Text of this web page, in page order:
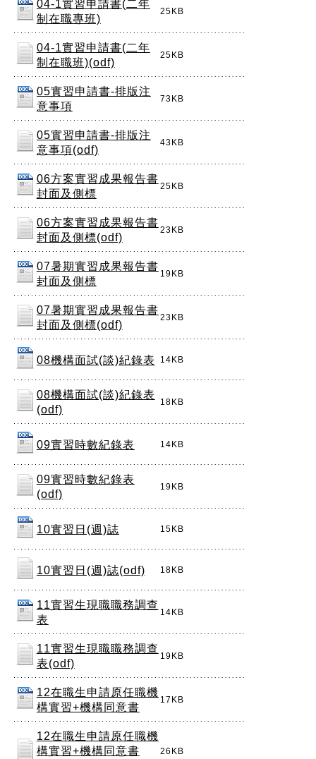
04-1實習申請書(二年
制在職專班)
25KB
04-1實習申請書(二年
制在職班)(odf)
25KB
05實習申請書-排版注
意事項
73KB
05實習申請書-排版注
意事項(odf)
43KB
06方案實習成果報告書
封面及側標
25KB
06方案實習成果報告書
封面及側標(odf)
23KB
07暑期實習成果報告書
封面及側標
19KB
07暑期實習成果報告書
封面及側標(odf)
23KB
08機構面試(談)紀錄表 14KB
08機構面試(談)紀錄表
(odf)
18KB
09實習時數紀錄表 14KB
09實習時數紀錄表
(odf)
19KB
10實習日(週)誌 15KB
10實習日(週)誌(odf) 18KB
11實習生現職職務調查
表
14KB
11實習生現職職務調查
表(odf)
19KB
12在職生申請原任職機
構實習+機構同意書
17KB
12在職生申請原任職機
構實習+機構同意書
26KB